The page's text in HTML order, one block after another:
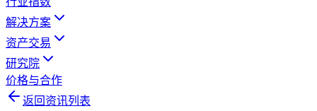
解决方案
资产交易
研究院
价格与合作
返回资讯列表